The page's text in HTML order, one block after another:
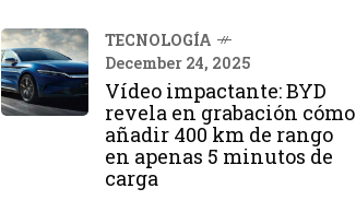
TECNOLOGÍA
December 24, 2025
Vídeo impactante: BYD
revela en grabación cómo
añadir 400 km de rango
en apenas 5 minutos de
carga